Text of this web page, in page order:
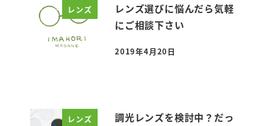
レンズ
レンズ選びに悩んだら気軽
にご相談下さい
投稿日
2019年4月20日
レンズ
調光レンズを検討中？だっ